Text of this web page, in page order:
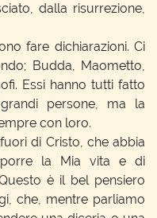
dalla risurrezione,
fare dichiarazioni. Ci
Budda, Maometto,
Essi hanno tutti fatto
persone, ma la
con loro.
di Cristo, che abbia
la Mia vita e di
è il bel pensiero
che, mentre parliamo